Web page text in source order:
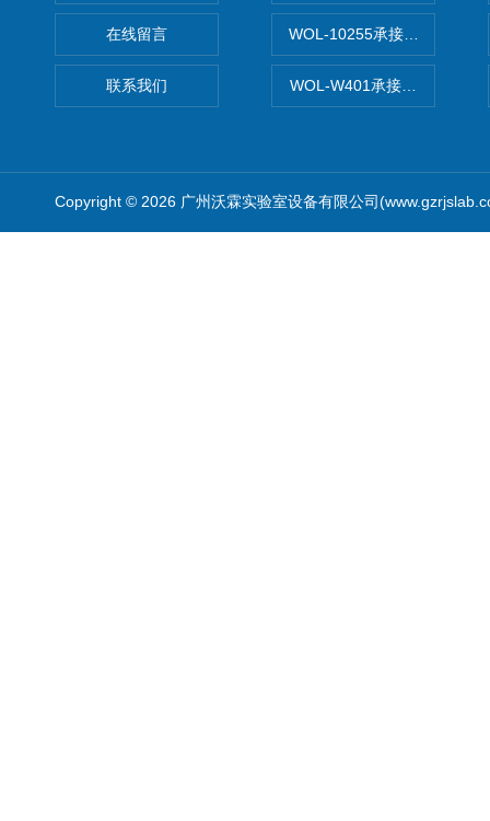
在线留言
联系我们
WOL-10255承接清远电子
WOL-W401承接食品QS认
Copyright © 2026 广州沃霖实验室设备有限公司